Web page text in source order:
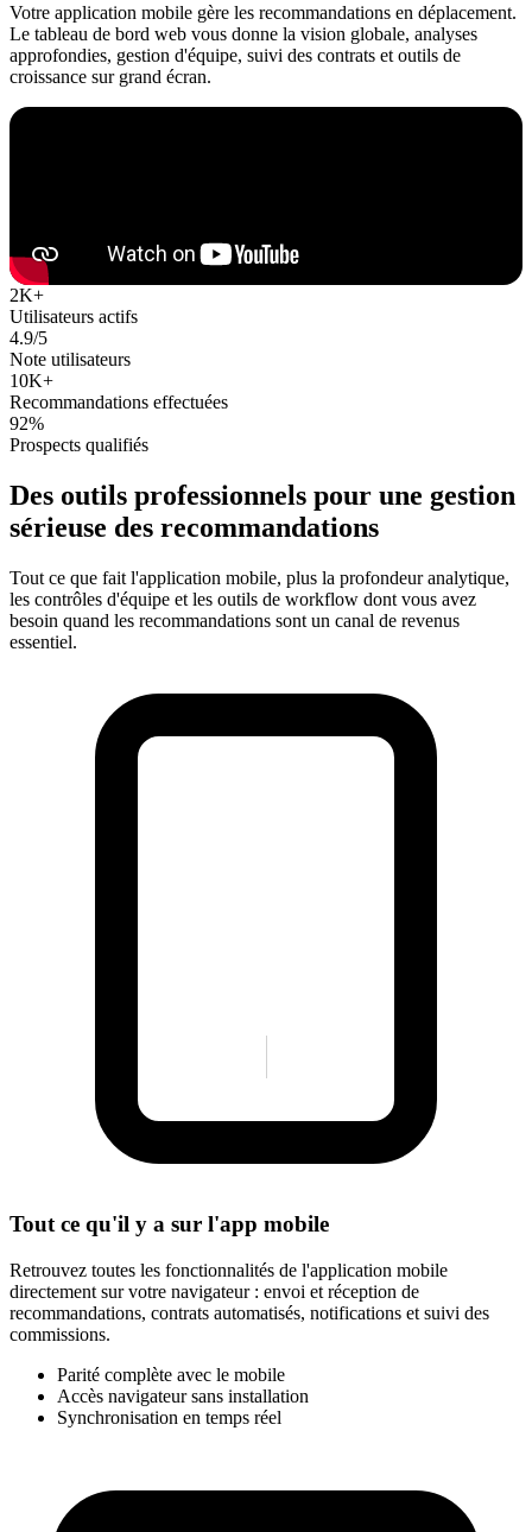
Votre application mobile gère les recommandations en déplacement.
Le tableau de bord web vous donne la vision globale, analyses
approfondies, gestion d'équipe, suivi des contrats et outils de
croissance sur grand écran.
2K+
Utilisateurs actifs
4.9/5
Note utilisateurs
10K+
Recommandations effectuées
92%
Prospects qualifiés
Des outils professionnels pour une gestion
sérieuse des recommandations
Tout ce que fait l'application mobile, plus la profondeur analytique,
les contrôles d'équipe et les outils de workflow dont vous avez
besoin quand les recommandations sont un canal de revenus
essentiel.
Tout ce qu'il y a sur l'app mobile
Retrouvez toutes les fonctionnalités de l'application mobile
directement sur votre navigateur : envoi et réception de
recommandations, contrats automatisés, notifications et suivi des
commissions.
Parité complète avec le mobile
Accès navigateur sans installation
Synchronisation en temps réel